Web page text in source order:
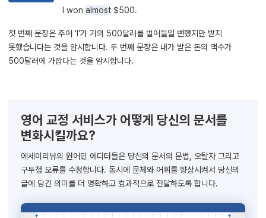
I won almost $500.
첫 번째 문장은 주어 'I'가 거의 500달러를 벌어들일 뻔했지만 받지
못했습니다는 것을 암시합니다. 두 번째 문장은 내가 받은 돈의 액수가
500달러에 가깝다는 것을 암시합니다.
영어 교정 서비스가 어떻게 당신의 문서를
변화시킬까요?
에세이리뷰의 원어민 에디터들은 당신의 문서의 문법, 오탈자 그리고
구두점 오류를 수정합니다. 동시에 문체와 어휘를 향상시켜서 당신의
글에 담긴 의미를 더 명확하고 효과적으로 전달하도록 합니다.